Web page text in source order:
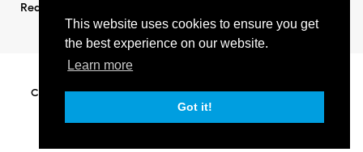
This website uses cookies to ensure you get
the best experience on our website.
Learn more
Got it!
Redaksi
Copyright ©2026KABAR INDO RAYA NEWSAll Right Reserved
SUPPORT BY PIXINDONESIA